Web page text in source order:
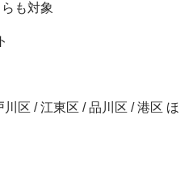
も対象
区 / 江東区 / 品川区 / 港区 ほ